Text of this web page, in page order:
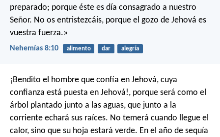
preparado; porque éste es día consagrado a nuestro
Señor. No os entristezcáis, porque el gozo de Jehová es
vuestra fuerza.»
Nehemías 8:10 alimento dar alegría
¡Bendito el hombre que confía en Jehová, cuya
confianza está puesta en Jehová!, porque será como el
árbol plantado junto a las aguas, que junto a la
corriente echará sus raíces. No temerá cuando llegue el
calor, sino que su hoja estará verde. En el año de sequía